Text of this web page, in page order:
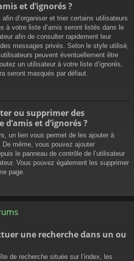
et d’ignorés ?
d’organiser et trier certains utilisateurs
à votre liste d’amis seront listés dans le
afin de consulter rapidement leur
messages privés. Selon le style utilisé,
peuvent éventuellement être
un utilisateur à votre liste d’ignorés,
seront masqués par défaut.
ou supprimer des
et d’ignorés ?
un lien vous permet de les ajouter à
De même, vous pouvez ajouter
le panneau de contrôle de l’utilisateur
Vous pouvez également les supprimer
page.
une recherche dans un ou
de recherche située sur l’index, les